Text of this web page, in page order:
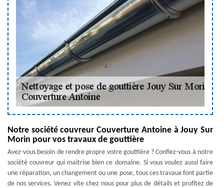
Notre société couvreur Couverture Antoine à Jouy Sur
Morin pour vos travaux de gouttière
Avez-vous besoin de rendre propre votre gouttière ? Confiez-vous à notre
société couvreur qui maitrise bien ce domaine. Si vous voulez aussi faire
une réparation, un changement ou une pose, tous ces travaux font partie
de nos services. Venez vite chez nous pour plus de détails et profitez de